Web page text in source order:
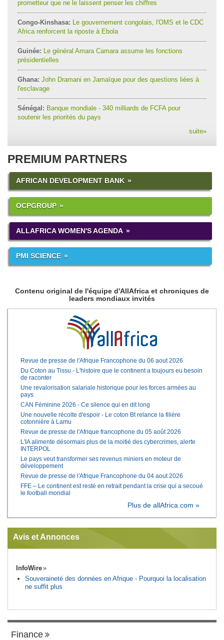
prometteur que ne le laissent penser les chiffres
Congo-Kinshasa: Le gouvernement congolais, l'OMS et le CDC
Africa renforcent la riposte à Ebola
Guinée: Le général Amara Camara assume les fonctions
présidentielles
Ghana: John Dramani en Jamaïque pour des questions liées à
l'esclavage
Sénégal: Banque mondiale - 340 milliards de FCFA pour
soutenir les priorités du pays
suite»
PREMIUM PARTNERS
AFRICAN DEVELOPMENT BANK
OCPGROUP
ALLAFRICA WOMEN'S AGENDA
PMI SCIENCE
Contenu original de l'équipe d'AllAfrica et chroniques de
leaders mondiaux invités
Revue de presse de l'Afrique Francophone du 06 aout 2026
Du Coton au Tissu - L'histoire que le continent a toujours eu besoin
de raconter
Une revalorisation salariale historique pour les forces armées au
pays
CAN Féminine 2026 - Ce silence qui en dit long
Une nouvelle récolte d'espoir - Le coton Bt relance la filière
cotonnière à Lamu
Revue de presse de l'Afrique francophone du 05 août 2026
L'IA alimente désormais plus de la moitié des cybercrimes, alerte
INTERPOL
Le pays veut transformer ses revenus miniers en moteur de
développement
Revue de presse de l'Afrique Francophone du 04 aout 2026
FFE – Le continent est resté en retrait pendant la crise qui a secoué
le football mondial
Plus de allAfrica.com »
Avis et Annonces
InfoWire
Souveraineté des données en Afrique - Pourquoi la localisation
ne suffit plus
Finance